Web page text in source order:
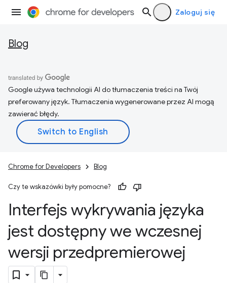
Zaloguj się
Blog
Google używa technologii AI do tłumaczenia treści na Twój
preferowany język. Tłumaczenia wygenerowane przez AI mogą
zawierać błędy.
Chrome for Developers Blog
Czy te wskazówki były pomocne?
Interfejs wykrywania języka
jest dostępny we wczesnej
wersji przedpremierowej